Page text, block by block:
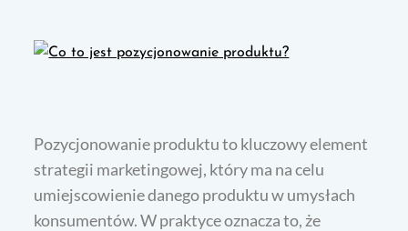
Pozycjonowanie produktu to kluczowy element
strategii marketingowej, który ma na celu
umiejscowienie danego produktu w umysłach
konsumentów. W praktyce oznacza to, że